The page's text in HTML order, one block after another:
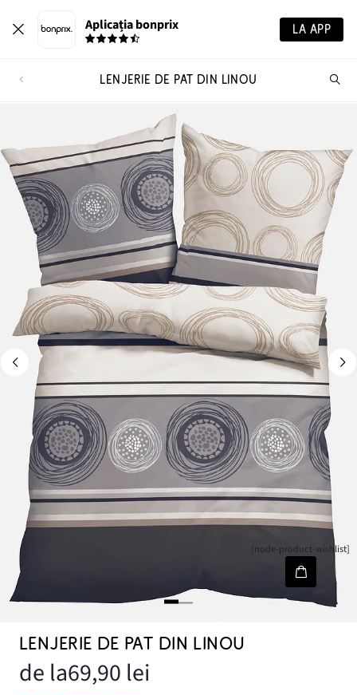
Aplicația bonprix LA APP
LENJERIE DE PAT DIN LINOU
[node-product-wishlist]
LENJERIE DE PAT DIN LINOU
de la69,90 lei